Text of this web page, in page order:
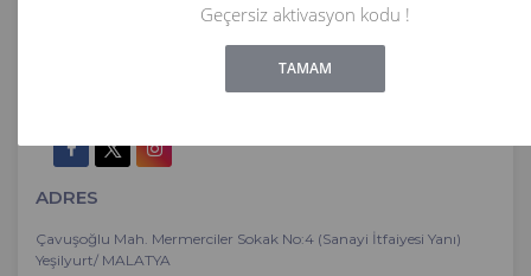
ADRES
Çavuşoğlu Mah. Mermerciler Sokak No:4 (Sanayi İtfaiyesi Yanı)
Yeşilyurt/ MALATYA
Geçersiz aktivasyon kodu !
!
Not valid!
TAMAM